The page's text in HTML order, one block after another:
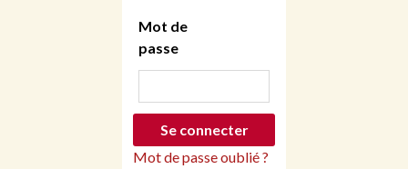
Mot de
passe
Mot de passe oublié ?